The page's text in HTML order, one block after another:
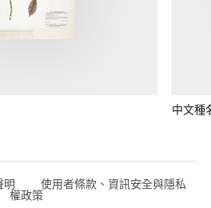
中文種
明 使用者條款、資訊安全與隱私
權政策